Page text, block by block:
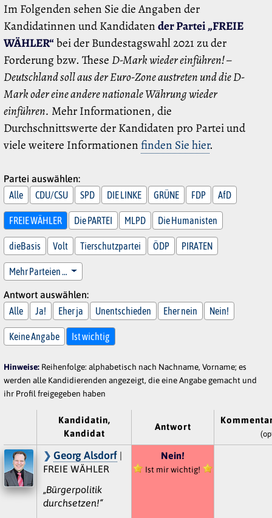
Im Folgenden sehen Sie die Angaben der
Kandidatinnen und Kandidatender Partei „FREIE
WÄHLER“bei der Bundestagswahl 2021 zu der
Forderung bzw. TheseD-Mark wieder einführen! –
Deutschland soll aus der Euro-Zone austreten und die D-
Mark oder eine andere nationale Währung wieder
einführen. Mehr Informationen, die
Durchschnittswerte der Kandidaten pro Partei und
viele weitere Informationen finden Sie hier.
Partei auswählen:
Alle
CDU/CSU SPD DIE LINKE GRÜNE FDP AfD
FREIE WÄHLER Die PARTEI MLPD Die Humanisten
dieBasis Volt Tierschutzpartei ÖDP PIRATEN
Mehr Parteien …
Antwort auswählen:
Alle
Ja! Eher ja Unentschieden Eher nein Nein!
Keine Angabe Ist wichtig
Hinweise: Reihenfolge: alphabetisch nach Nachname, Vorname; es
werden alle Kandidierenden angezeigt, die eine Angabe gemacht und
ihr Profil freigegeben haben
Kandidatin,
Kandidat
Antwort
Georg Alsdorf|
FREIE WÄHLER
„Bürgerpolitik
durchsetzen!“
Nein!
Ist mir wichtig!